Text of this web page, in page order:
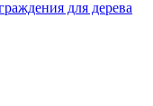
для дерева